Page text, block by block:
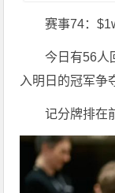
赛事74：
今日有56人
入明日的冠军争
记分牌排在